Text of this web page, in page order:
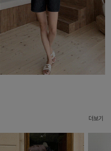
더보기